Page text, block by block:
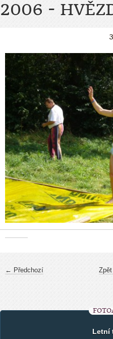
2006 -
← Předchozí
Letní